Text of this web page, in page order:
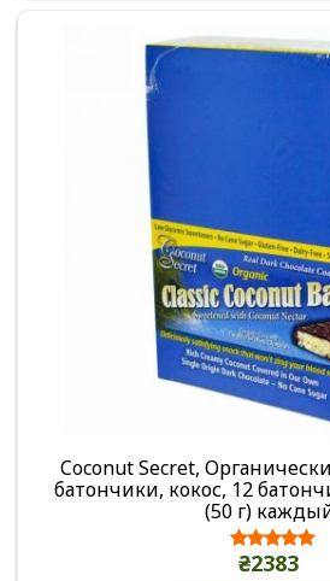
Coconut Secret,
батончики, кокос, 12
(50 г)
₴2383